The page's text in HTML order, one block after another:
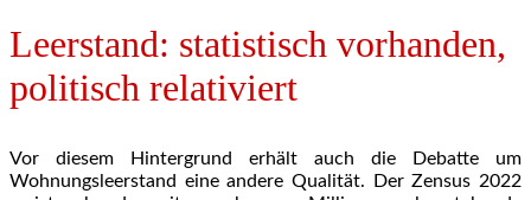
Leerstand: statistisch vorhanden,
politisch relativiert
Vor diesem Hintergrund erhält auch die Debatte um
Wohnungsleerstand eine andere Qualität. Der Zensus 2022